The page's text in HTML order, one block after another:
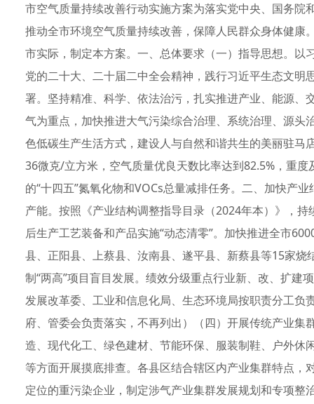
市空气质量持续改善行动实施方案为落实党中央、国务
推动全市环境空气质量持续改善，保障人民群众身体健
市实际，制定本方案。一、总体要求（一）指导思想。
党的二十大、二十届二中全会精神，践行习近平生态文
署。坚持精准、科学、依法治污，扎实推进产业、能源
气为重点，加快推进大气污染综合治理、系统治理、源
色低碳生产生活方式，建设人与自然和谐共生的美丽驻
36微克/立方米，空气质量优良天数比率达到82.5%，重
的“十四五”氮氧化物和VOCs总量减排任务。二、加快产
产能。按照《产业结构调整指导目录（2024年本）》，
后生产工艺装备和产品实施“动态清零”。加快推进全市
县、正阳县、上蔡县、汝南县、遂平县、新蔡县等15家烧
制“两高”项目盲目发展。绩效分级重点行业新、改、扩建
发展改革委、工业和信息化局、生态环境局按职责分工
府、管委会负责落实，不再列出）（四）开展传统产业
造、现代化工、绿色建材、节能环保、服装制鞋、户外
等方面开展摸底排查。各县区结合辖区内产业集群特点
定位的重污染企业，制定涉气产业集群发展规划和专项